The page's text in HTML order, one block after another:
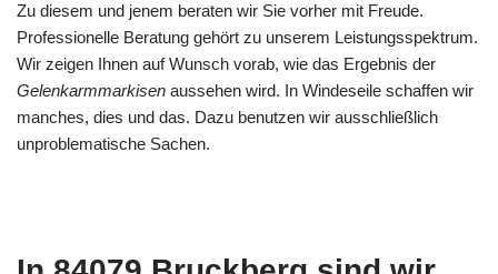
Zu diesem und jenem beraten wir Sie vorher mit Freude.
Professionelle Beratung gehört zu unserem Leistungsspektrum.
Wir zeigen Ihnen auf Wunsch vorab, wie das Ergebnis der
Gelenkarmmarkisen aussehen wird. In Windeseile schaffen wir
manches, dies und das. Dazu benutzen wir ausschließlich
unproblematische Sachen.